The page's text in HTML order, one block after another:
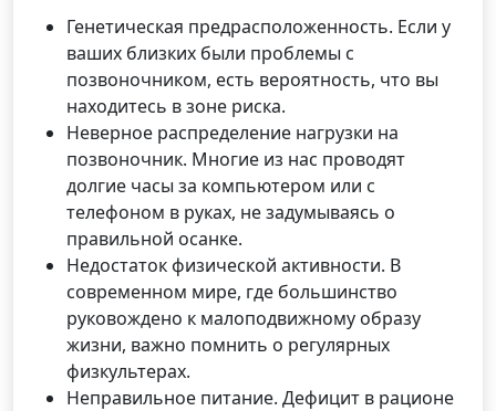
Генетическая предрасположенность. Если у
ваших близких были проблемы с
позвоночником, есть вероятность, что вы
находитесь в зоне риска.
Неверное распределение нагрузки на
позвоночник. Многие из нас проводят
долгие часы за компьютером или с
телефоном в руках, не задумываясь о
правильной осанке.
Недостаток физической активности. В
современном мире, где большинство
руковождено к малоподвижному образу
жизни, важно помнить о регулярных
физкультерах.
Неправильное питание. Дефицит в рационе